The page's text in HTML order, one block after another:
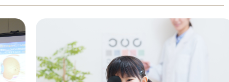
セス
へのアクセス
子、その他介護の必要な方へ
近視について